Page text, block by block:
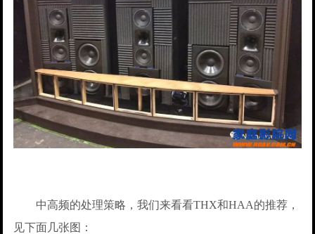
中高频的处理策略，我们来看看THX和HAA的推荐，
见下面几张图：